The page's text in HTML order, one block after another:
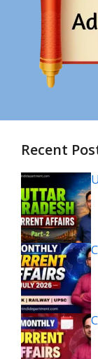
Recent